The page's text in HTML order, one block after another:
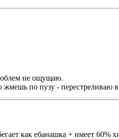
не ощущаю.
по пузу - перестреливаю в
как ебанашка + имеет 60%